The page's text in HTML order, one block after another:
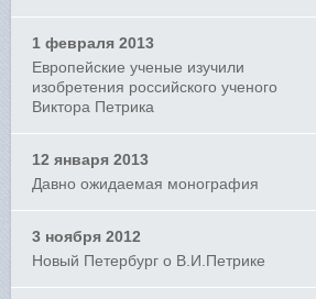
1 февраля 2013
Европейские ученые изучили
изобретения российского ученого
Виктора Петрика
12 января 2013
Давно ожидаемая монография
3 ноября 2012
Новый Петербург о В.И.Петрике